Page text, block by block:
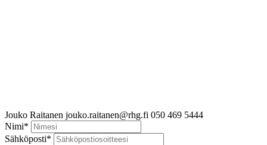
Jouko Raitanen jouko.raitanen@rhg.fi 050 469 5444
Nimi*
Sähköposti*